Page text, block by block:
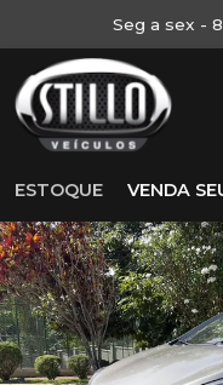
Seg a sex -
ESTOQUE VENDA